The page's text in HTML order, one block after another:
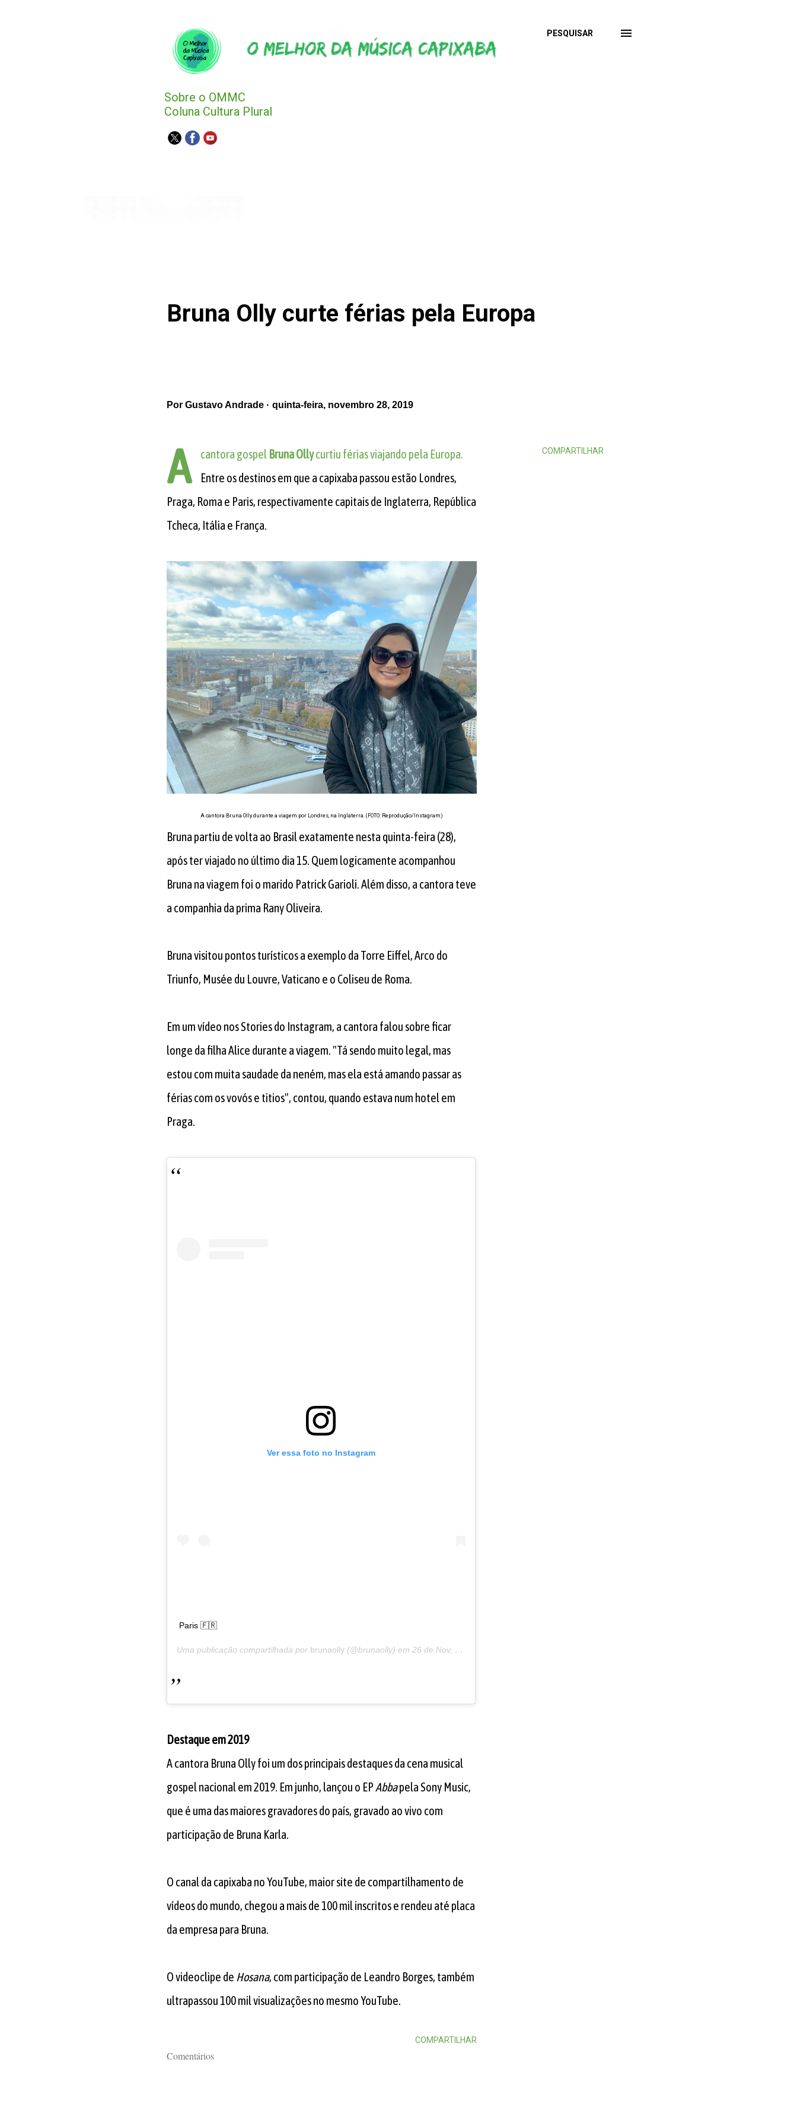
Sobre o OMMC
Coluna Cultura Plural
PESQUISAR
Bruna Olly curte férias pela Europa
Por Gustavo Andrade quinta-feira, novembro 28, 2019
A cantora gospel Bruna Ollycurtiu férias viajando pela Europa.
Entre os destinos em que a capixaba passou estão Londres,
Praga, Roma e Paris, respectivamente capitais de Inglaterra, República
Tcheca, Itália e França.
A cantora Bruna Olly durante a viagem por Londres, na Inglaterra. (FOTO: Reprodução/Instagram)
Bruna partiu de volta ao Brasil exatamente nesta quinta-feira (28),
após ter viajado no último dia 15. Quem logicamente acompanhou
Bruna na viagem foi o marido Patrick Garioli. Além disso, a cantora teve
a companhia da prima Rany Oliveira.
Bruna visitou pontos turísticos a exemplo da Torre Eiffel, Arco do
Triunfo, Musée du Louvre, Vaticano e o Coliseu de Roma.
Em um vídeo nos Stories do Instagram, a cantora falou sobre ficar
longe da filha Alice durante a viagem. "Tá sendo muito legal, mas
estou com muita saudade da neném, mas ela está amando passar as
férias com os vovós e titios", contou, quando estava num hotel em
Praga.
Ver essa foto no Instagram
Paris 🇫🇷
Uma publicação compartilhada por brunaolly(@brunaolly) em 26 de Nov, 2019 às 12:22 PST
Destaque em 2019
A cantora Bruna Olly foi um dos principais destaques da cena musical
gospel nacional em 2019. Em junho, lançou o EPAbbapela Sony Music,
que é uma das maiores gravadores do país, gravado ao vivo com
participação de Bruna Karla.
O canal da capixaba no YouTube, maior site de compartilhamento de
vídeos do mundo, chegou a mais de 100 mil inscritos e rendeu até placa
da empresa para Bruna.
O videoclipe de Hosana, com participação de Leandro Borges, também
ultrapassou 100 mil visualizações no mesmo YouTube.
COMPARTILHAR
COMPARTILHAR
Comentários